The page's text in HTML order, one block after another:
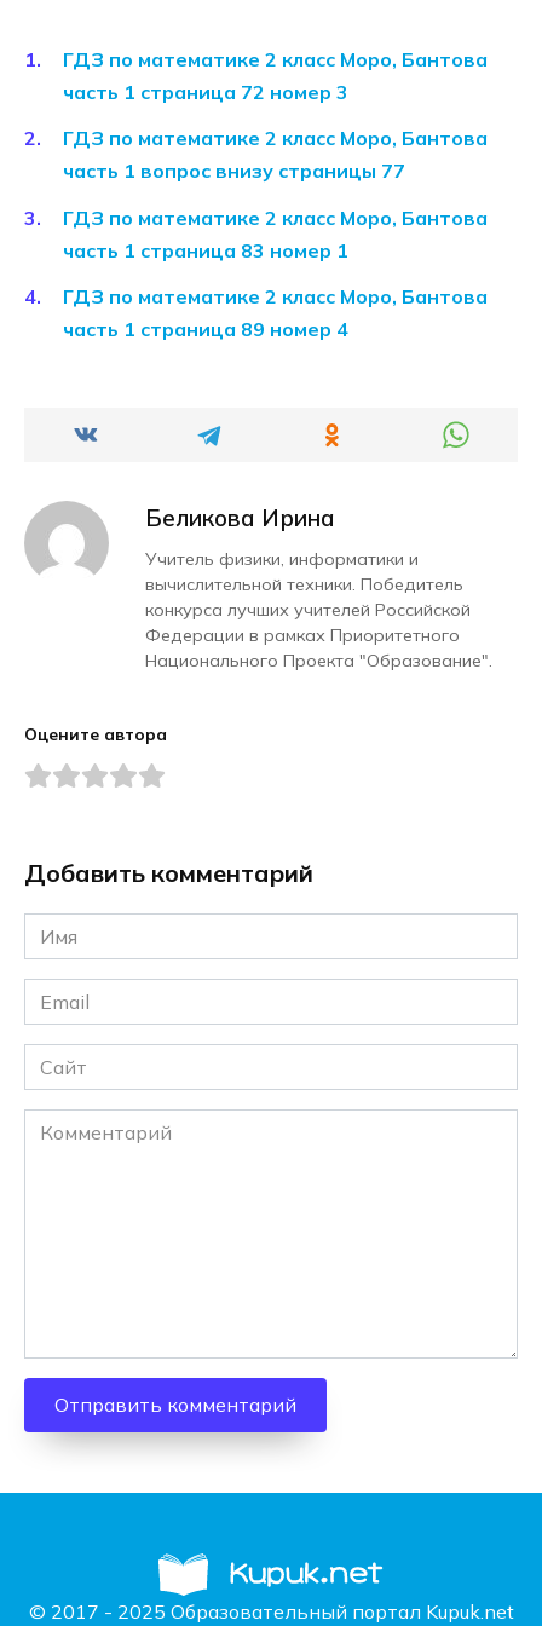
ГДЗ по математике 2 класс Моро, Бантова
часть 1 страница 72 номер 3
ГДЗ по математике 2 класс Моро, Бантова
часть 1 вопрос внизу страницы 77
ГДЗ по математике 2 класс Моро, Бантова
часть 1 страница 83 номер 1
ГДЗ по математике 2 класс Моро, Бантова
часть 1 страница 89 номер 4
Беликова Ирина
Учитель физики, информатики и
вычислительной техники. Победитель
конкурса лучших учителей Российской
Федерации в рамках Приоритетного
Национального Проекта "Образование".
Оцените автора
Добавить комментарий
Имя
*
Email
*
Сайт
Комментарий
© 2017 - 2025 Образовательный портал Kupuk.net